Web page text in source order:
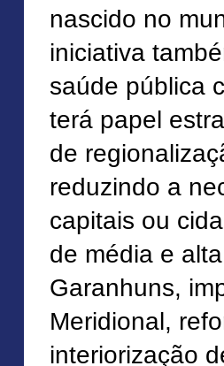
nascido no
iniciativa
saúde pública
terá papel
de
reduzindo a
capitais ou
de média e
Garanhuns,
Meridional,
interiorização